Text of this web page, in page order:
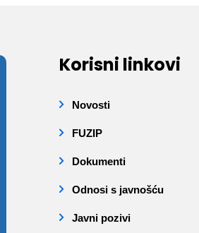
Korisni linkovi
Novosti
FUZIP
Dokumenti
Odnosi s javnošću
Javni pozivi